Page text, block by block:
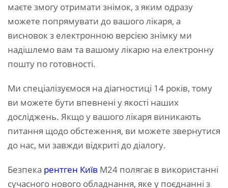
маєте змогу отримати знімок, з яким одразу
можете попрямувати до вашого лікаря, а
висновок з електронною версією знімку ми
надішлемо вам та вашому лікарю на електронну
пошту по готовності.
Ми спеціалізуємося на діагностиці 14 років, тому
ви можете бути впевнені у якості наших
досліджень. Якщо у вашого лікаря виникають
питання щодо обстеження, ви можете звернутися
до нас, ми завжди відкриті до діалогу.
Безпека рентген Київ М24 полягає в використанні
сучасного нового обладнання, яке у поєднанні з